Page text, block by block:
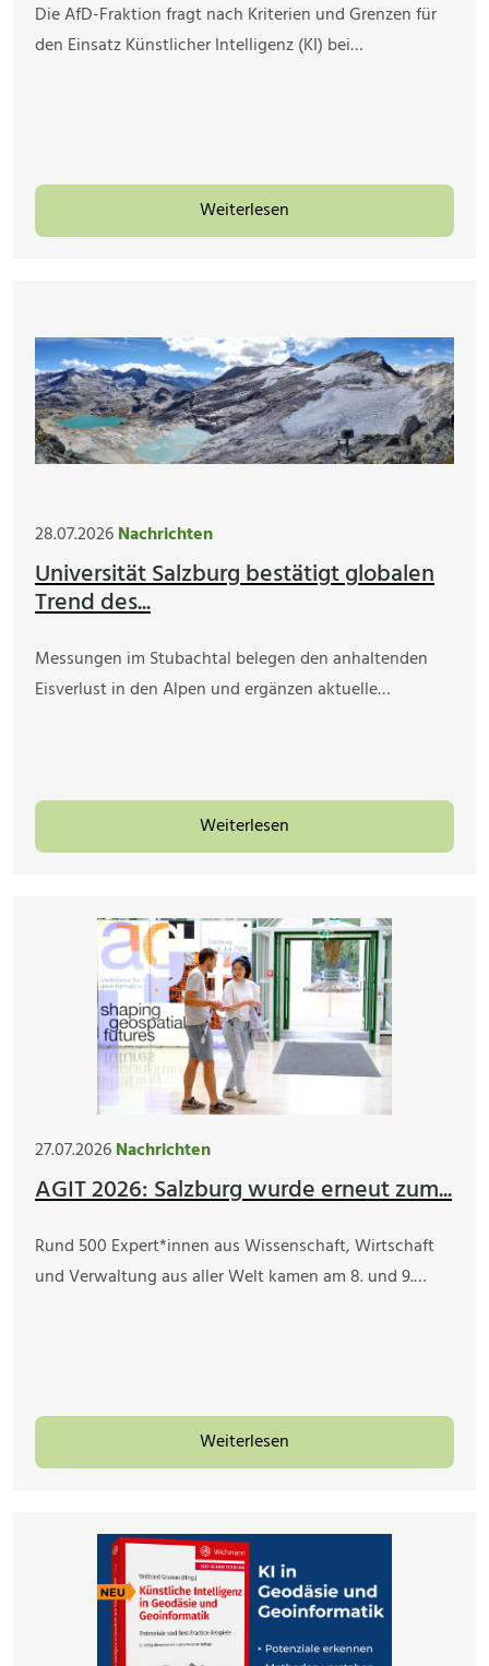
Die AfD-Fraktion fragt nach Kriterien und Grenzen für
den Einsatz Künstlicher Intelligenz (KI) bei…
Weiterlesen
28.07.2026Nachrichten
Universität Salzburg bestätigt globalen
Trend des...
Messungen im Stubachtal belegen den anhaltenden
Eisverlust in den Alpen und ergänzen aktuelle…
Weiterlesen
27.07.2026Nachrichten
AGIT 2026: Salzburg wurde erneut zum...
Rund 500 Expert*innen aus Wissenschaft, Wirtschaft
und Verwaltung aus aller Welt kamen am 8. und 9.…
Weiterlesen